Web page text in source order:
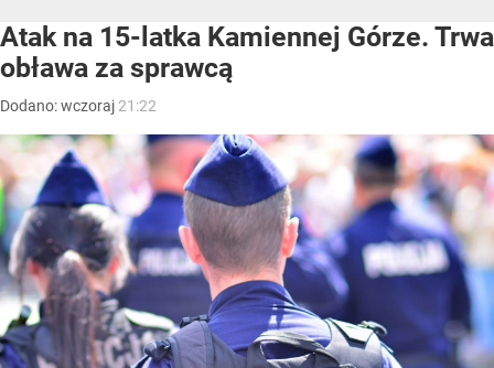
Atak na 15-latka Kamiennej Górze. Trwa
obława za sprawcą
Dodano:wczoraj 21:22